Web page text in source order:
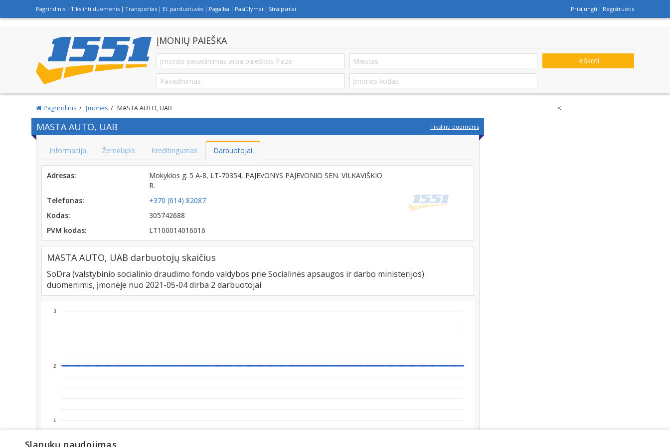
Pagrindinis Tikslinti duomenis Transportas El. parduotuvės Pagalba Pasiūlymai Straipsniai Prisijungti Registruotis
ĮMONIŲ PAIEŠKA
Ieškoti
Pagrindinis Įmonės MASTA AUTO, UAB
MASTA AUTO, UAB Tikslinti duomenis
Informacija Žemėlapis Kreditingumas Darbuotojai
Adresas:
Mokyklos g. 5 A-8, LT-70354, PAJEVONYS PAJEVONIO SEN. VILKAVIŠKIO
R.
Telefonas:
+370 (614) 82087
Kodas:
305742688
PVM kodas:
LT100014016016
MASTA AUTO, UAB darbuotojų skaičius
SoDra (valstybinio socialinio draudimo fondo valdybos prie Socialinės apsaugos ir darbo ministerijos)
duomenimis, įmonėje nuo 2021-05-04 dirba 2 darbuotojai
1
2
3
<
Slapukų naudojimas